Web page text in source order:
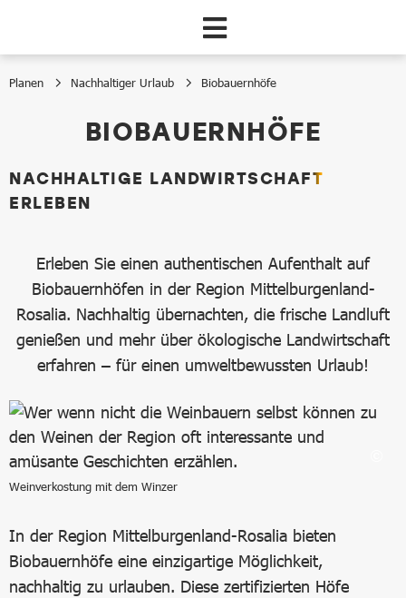
Planen Nachhaltiger Urlaub Biobauernhöfe
BiobauernhöfeBIOBAUERNHÖFE
NACHHALTIGE LANDWIRTSCHAFT
ERLEBEN
Erleben Sie einen authentischen Aufenthalt auf
Biobauernhöfen in der Region Mittelburgenland-
Rosalia. Nachhaltig übernachten, die frische Landluft
genießen und mehr über ökologische Landwirtschaft
erfahren – für einen umweltbewussten Urlaub!
Weinverkostung mit dem Winzer
In der Region Mittelburgenland-Rosalia bieten
Biobauernhöfe eine einzigartige Möglichkeit,
nachhaltig zu urlauben. Diese zertifizierten Höfe